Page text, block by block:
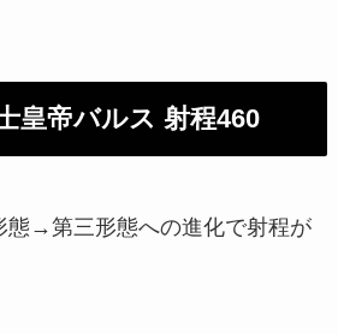
皇帝バルス 射程460
態→第三形態への進化で射程が